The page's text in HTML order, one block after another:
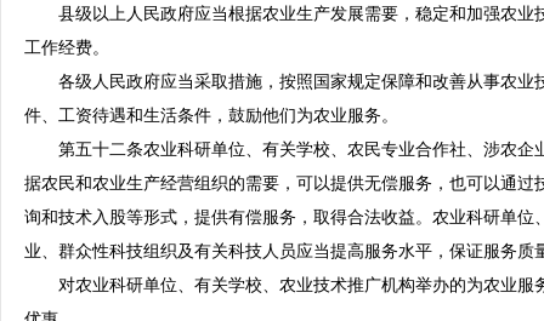
县级以上人民政府应当根据农业生产发展需要，稳定和加强农业
工作经费。
各级人民政府应当采取措施，按照国家规定保障和改善从事农业
件、工资待遇和生活条件，鼓励他们为农业服务。
第五十二条农业科研单位、有关学校、农民专业合作社、涉农企
据农民和农业生产经营组织的需要，可以提供无偿服务，也可以通
询和技术入股等形式，提供有偿服务，取得合法收益。农业科研单
业、群众性科技组织及有关科技人员应当提高服务水平，保证服务质
对农业科研单位、有关学校、农业技术推广机构举办的为农业服